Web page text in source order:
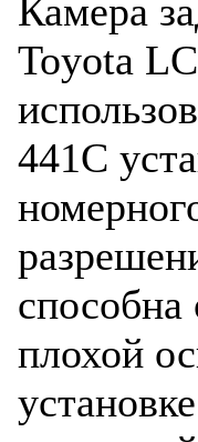
Камера
Toyota
441C
плохой